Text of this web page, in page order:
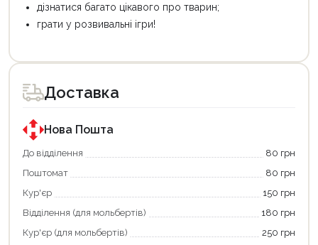
дізнатися багато цікавого про тварин;
грати у розвивальні ігри!
товар
для
покупки
державною
програмою
єКнига.
Використовуйте
карту
щоб
зекономити
та
отримати
товар
для
покупки
державною
програмою
«Національний
кешбек».
покупку
«Національний
кешбек»
та
отримуйте
Доставка
Нова Пошта
До відділення
80 грн
Поштомат
80 грн
Кур'єр
150 грн
Відділення (для мольбертів)
180 грн
Кур'єр (для мольбертів)
250 грн